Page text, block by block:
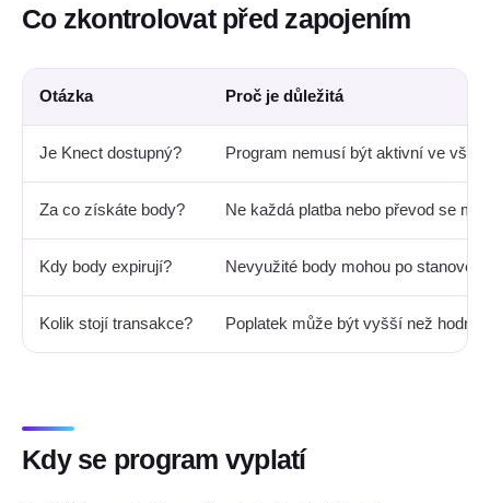
Co zkontrolovat před zapojením
Otázka Proč je důležitá
Je Knect dostupný? Program nemusí být aktivní ve
Za co získáte body? Ne každá platba nebo převod se
Kdy body expirují? Nevyužité body mohou po
Kolik stojí transakce? Poplatek může být vyšší než
Kdy se program vyplatí